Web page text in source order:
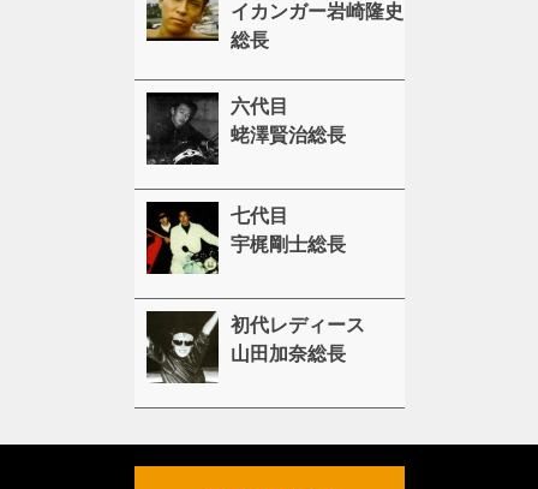
イカンガー岩崎隆史
総長
六代目
蛯澤賢治総長
七代目
宇梶剛士総長
初代レディース
山田加奈総長